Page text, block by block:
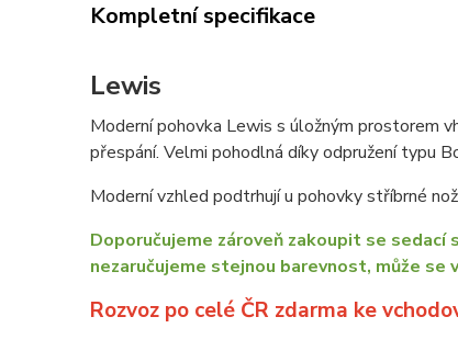
Kompletní specifikace
Lewis
Moderní pohovka Lewis s úložným prostorem
přespání. Velmi pohodlná díky odpružení typu
Moderní vzhled podtrhují u pohovky stříbrné
Doporučujeme zároveň zakoupit se
nezaručujeme stejnou barevnost, může
Rozvoz po celé ČR zdarma ke